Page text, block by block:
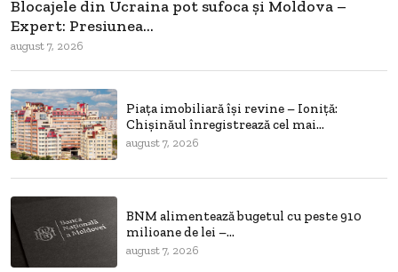
Blocajele din Ucraina pot sufoca și Moldova –
Expert: Presiunea...
august 7, 2026
Piața imobiliară își revine – Ioniță:
Chișinăul înregistrează cel mai...
august 7, 2026
BNM alimentează bugetul cu peste 910
milioane de lei –...
august 7, 2026